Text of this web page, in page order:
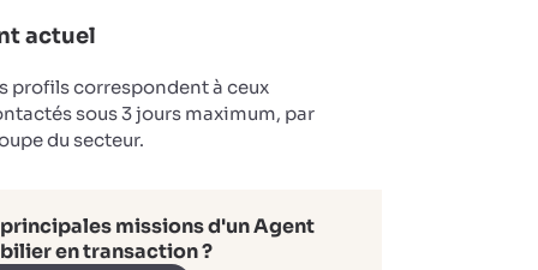
actuel
profils correspondent à ceux
sous 3 jours maximum, par
du secteur.
missions d'un Agent
en transaction ?